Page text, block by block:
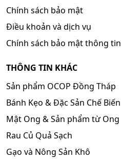
Chính sách bảo mật
Điều khoản và dịch vụ
Chính sách bảo mật thông tin
THÔNG TIN KHÁC
Sản phẩm OCOP Đồng Tháp
Bánh Kẹo & Đặc Sản Chế Biến
Mật Ong & Sản phẩm từ Ong
Rau Củ Quả Sạch
Gạo và Nông Sản Khô